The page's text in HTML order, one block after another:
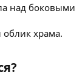
над боковыми
облик храма.